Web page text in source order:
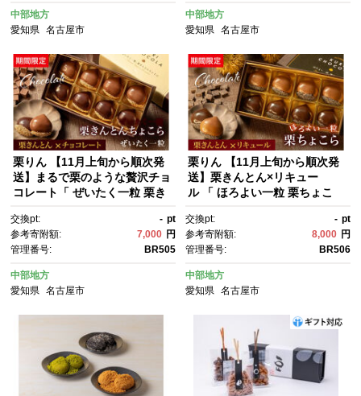
すめ 送料無料
中部地方
愛知県
名古屋市
中部地方
愛知県 名古屋市
栗りん 【11月上旬から順次発
送】まるで栗のような贅沢チョ
コレート「 ぜいたく一粒 栗き
ん × チョコレート プレゼン
ト スイーツ ギフト 栗きんと
ん チョコ 送料無料 お取り寄
せ 和栗スイーツ 和栗
交換pt: - pt
参考寄附額:
7,000 円
管理番号:
BR505
中部地方
愛知県
名古屋市
栗りん 【11月上旬から順次発
送】栗きんとん×リキュー
ル 「 ほろよい一粒 栗ちょこ
ト チョコ チョコレートボンボ
ン 酒入りチョコ プレゼント ス
イーツ ギフト 栗きんとん チョ
コ 送料無料 お取り寄せ 和栗ス
イーツ 和栗
交換pt: - pt
参考寄附額:
8,000 円
管理番号:
BR506
中部地方
愛知県 名古屋市